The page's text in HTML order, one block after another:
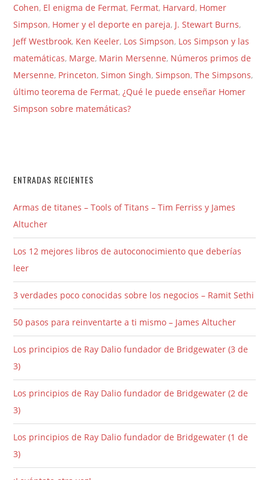
Cohen, El enigma de Fermat, Fermat, Harvard, Homer
Simpson, Homer y el deporte en pareja, J. Stewart Burns,
Jeff Westbrook, Ken Keeler, Los Simpson, Los Simpson y las
matemáticas, Marge, Marin Mersenne, Números primos de
Mersenne, Princeton,Simon Singh,Simpson,The Simpsons,
último teorema de Fermat,¿Qué le puede enseñar Homer
Simpson sobre matemáticas?
ENTRADAS RECIENTES
Armas de titanes – Tools of Titans – Tim Ferriss y James
Altucher
Los 12 mejores libros de autoconocimiento que deberías
leer
3 verdades poco conocidas sobre los negocios – Ramit Sethi
50 pasos para reinventarte a ti mismo – James Altucher
Los principios de Ray Dalio fundador de Bridgewater (3 de
3)
Los principios de Ray Dalio fundador de Bridgewater (2 de
3)
Los principios de Ray Dalio fundador de Bridgewater (1 de
3)